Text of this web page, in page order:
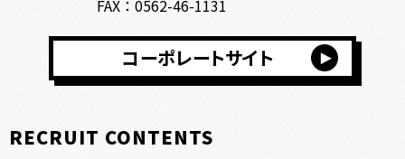
FAX：0562-46-1131
コーポレートサイト
RECRUIT CONTENTS